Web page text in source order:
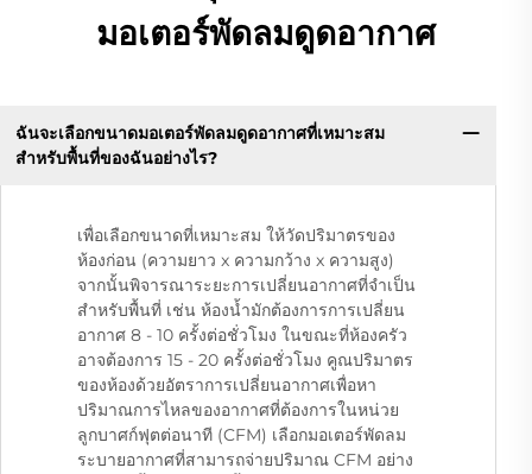
มอเตอร์พัดลมดูดอากาศ
ฉันจะเลือกขนาดมอเตอร์พัดลมดูดอากาศที่เหมาะสม
สำหรับพื้นที่ของฉันอย่างไร?
เพื่อเลือกขนาดที่เหมาะสม ให้วัดปริมาตรของ
ห้องก่อน (ความยาว x ความกว้าง x ความสูง)
จากนั้นพิจารณาระยะการเปลี่ยนอากาศที่จำเป็น
สำหรับพื้นที่ เช่น ห้องน้ำมักต้องการการเปลี่ยน
อากาศ 8 - 10 ครั้งต่อชั่วโมง ในขณะที่ห้องครัว
อาจต้องการ 15 - 20 ครั้งต่อชั่วโมง คูณปริมาตร
ของห้องด้วยอัตราการเปลี่ยนอากาศเพื่อหา
ปริมาณการไหลของอากาศที่ต้องการในหน่วย
ลูกบาศก์ฟุตต่อนาที (CFM) เลือกมอเตอร์พัดลม
ระบายอากาศที่สามารถจ่ายปริมาณ CFM อย่าง